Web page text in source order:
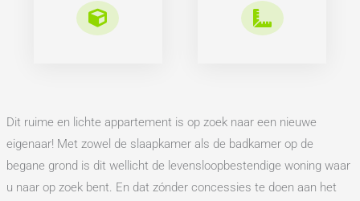
Dit ruime en lichte appartement is op zoek naar een nieuwe
eigenaar! Met zowel de slaapkamer als de badkamer op de
begane grond is dit wellicht de levensloopbestendige woning waar
u naar op zoek bent. En dat zónder concessies te doen aan het